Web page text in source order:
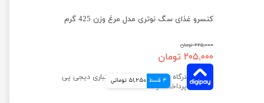
کنسرو غذای سگ نوتری مدل مرغ وزن 425 گرم
۲۲۵,۰۰۰ تومان
۲۰۵,۰۰۰ تومان
4 قسط 51,250 تومانی